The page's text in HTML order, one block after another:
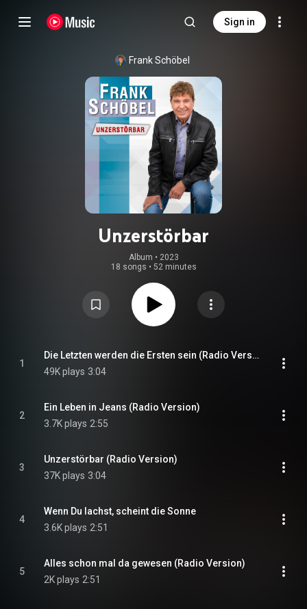
Sign in
Frank Schöbel
Unzerstörbar
Album • 2023
18 songs • 52 minutes
1
Die Letzten werden die Ersten sein (Radio Version)
49K plays 3:04
2
Ein Leben in Jeans (Radio Version)
3.7K plays 2:55
3
Unzerstörbar (Radio Version)
37K plays 3:04
4
Wenn Du lachst, scheint die Sonne
3.6K plays 2:51
5
Alles schon mal da gewesen (Radio Version)
2K plays 2:51